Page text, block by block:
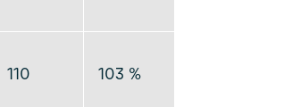
110 103 %